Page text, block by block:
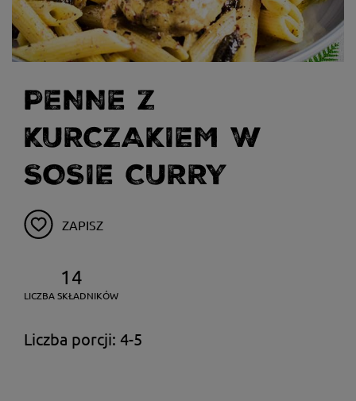
PENNE Z
KURCZAKIEM W
SOSIE CURRY
ZAPISZ
14
LICZBA SKŁADNIKÓW
Liczba porcji: 4-5